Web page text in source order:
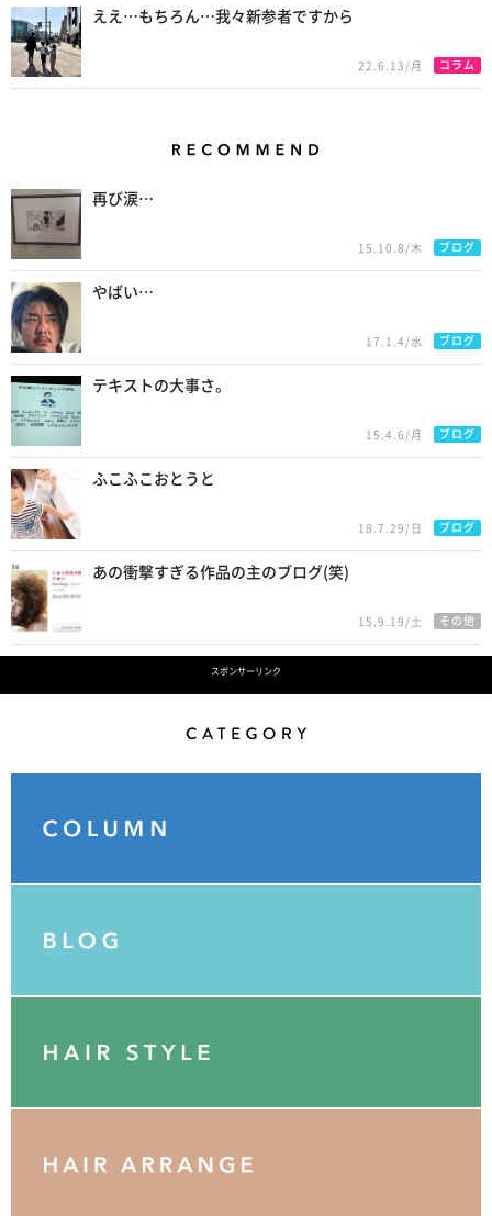
ええ…もちろん…我々新参者ですから
22.6.13/月 コラム
再び涙…
15.10.8/木 ブログ
やばい…
17.1.4/水 ブログ
テキストの大事さ。
15.4.6/月 ブログ
ふこふこおとうと
18.7.29/日 ブログ
あの衝撃すぎる作品の主のブログ(笑)
15.9.19/土 その他
スポンサーリンク